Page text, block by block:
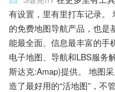
有设置，里有里打车记录。
的免费地图导航产品，也是
能最全面、信息最丰富的手
电子地图、导航和LBS服务
斯达克:Amap)提供。 地图
造了最好用的“活地图”，不